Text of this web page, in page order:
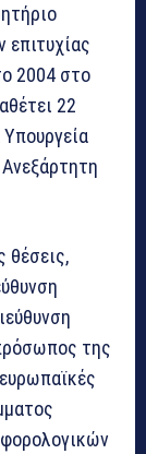
2004 στο
22
θέσεις,
της
φορολογικών